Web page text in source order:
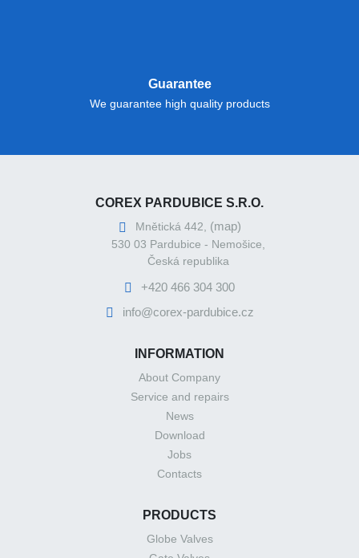
Guarantee
We guarantee high quality products
COREX PARDUBICE S.R.O.
Mnětická 442, (map)
530 03 Pardubice - Nemošice,
Česká republika
+420 466 304 300
info@corex-pardubice.cz
INFORMATION
About Company
Service and repairs
News
Download
Jobs
Contacts
PRODUCTS
Globe Valves